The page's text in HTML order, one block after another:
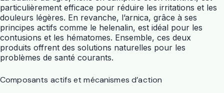
particulièrement efficace pour réduire les irritations et les
douleurs légères. En revanche, l’arnica, grâce à ses
principes actifs comme le helenalin, est idéal pour les
contusions et les hématomes. Ensemble, ces deux
produits offrent des solutions naturelles pour les
problèmes de santé courants.
Composants actifs et mécanismes d’action